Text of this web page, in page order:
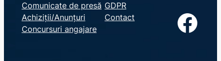
a
r
c
Comunicate de presă
Achiziții/Anunțuri
Concursuri angajare
GDPR
Contact
Facebook